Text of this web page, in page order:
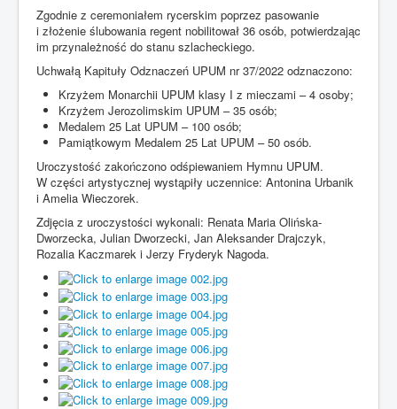
Zgodnie z ceremoniałem rycerskim poprzez pasowanie
i złożenie ślubowania regent nobilitował 36 osób, potwierdzając
im przynależność do stanu szlacheckiego.
Uchwałą Kapituły Odznaczeń UPUM nr 37/2022 odznaczono:
Krzyżem Monarchii UPUM klasy I z mieczami – 4 osoby;
Krzyżem Jerozolimskim UPUM – 35 osób;
Medalem 25 Lat UPUM – 100 osób;
Pamiątkowym Medalem 25 Lat UPUM – 50 osób.
Uroczystość zakończono odśpiewaniem Hymnu UPUM.
W części artystycznej wystąpiły uczennice: Antonina Urbanik
i Amelia Wieczorek.
Zdjęcia z uroczystości wykonali: Renata Maria Olińska-
Dworzecka, Julian Dworzecki, Jan Aleksander Drajczyk,
Rozalia Kaczmarek i Jerzy Fryderyk Nagoda.